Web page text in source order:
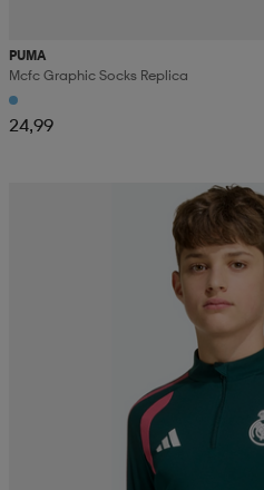
PUMA
Mcfc Graphic Socks Replica
24,99